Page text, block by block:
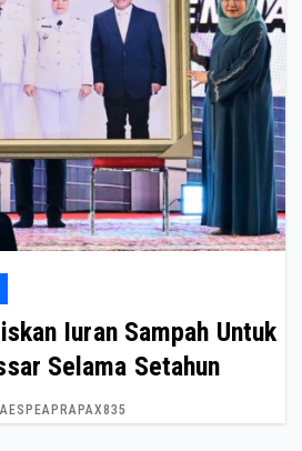
Iuran Sampah Untuk
Selama Setahun